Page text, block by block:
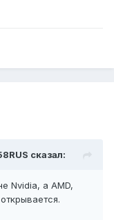
сказал:
Nvidia, а AMD,